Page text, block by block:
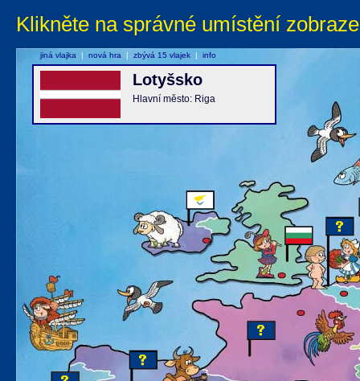
Klikněte na správné umístění
Lotyšsko
Hlavní město: Riga
jiná vlajka | nová hra | zbývá 15 vlajek | info